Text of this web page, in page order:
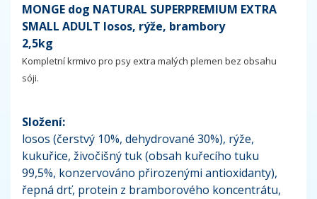
MONGE dog NATURAL SUPERPREMIUM EXTRA
SMALL ADULT losos, rýže, brambory
Kompletní krmivo pro psy extra malých plemen bez obsahu
sóji.
Složení:
losos (čerstvý 10%, dehydrované 30%), rýže,
kukuřice, živočišný tuk (obsah kuřecího tuku
99,5%, konzervováno přirozenými antioxidanty),
řepná drť, protein z bramborového koncentrátu,